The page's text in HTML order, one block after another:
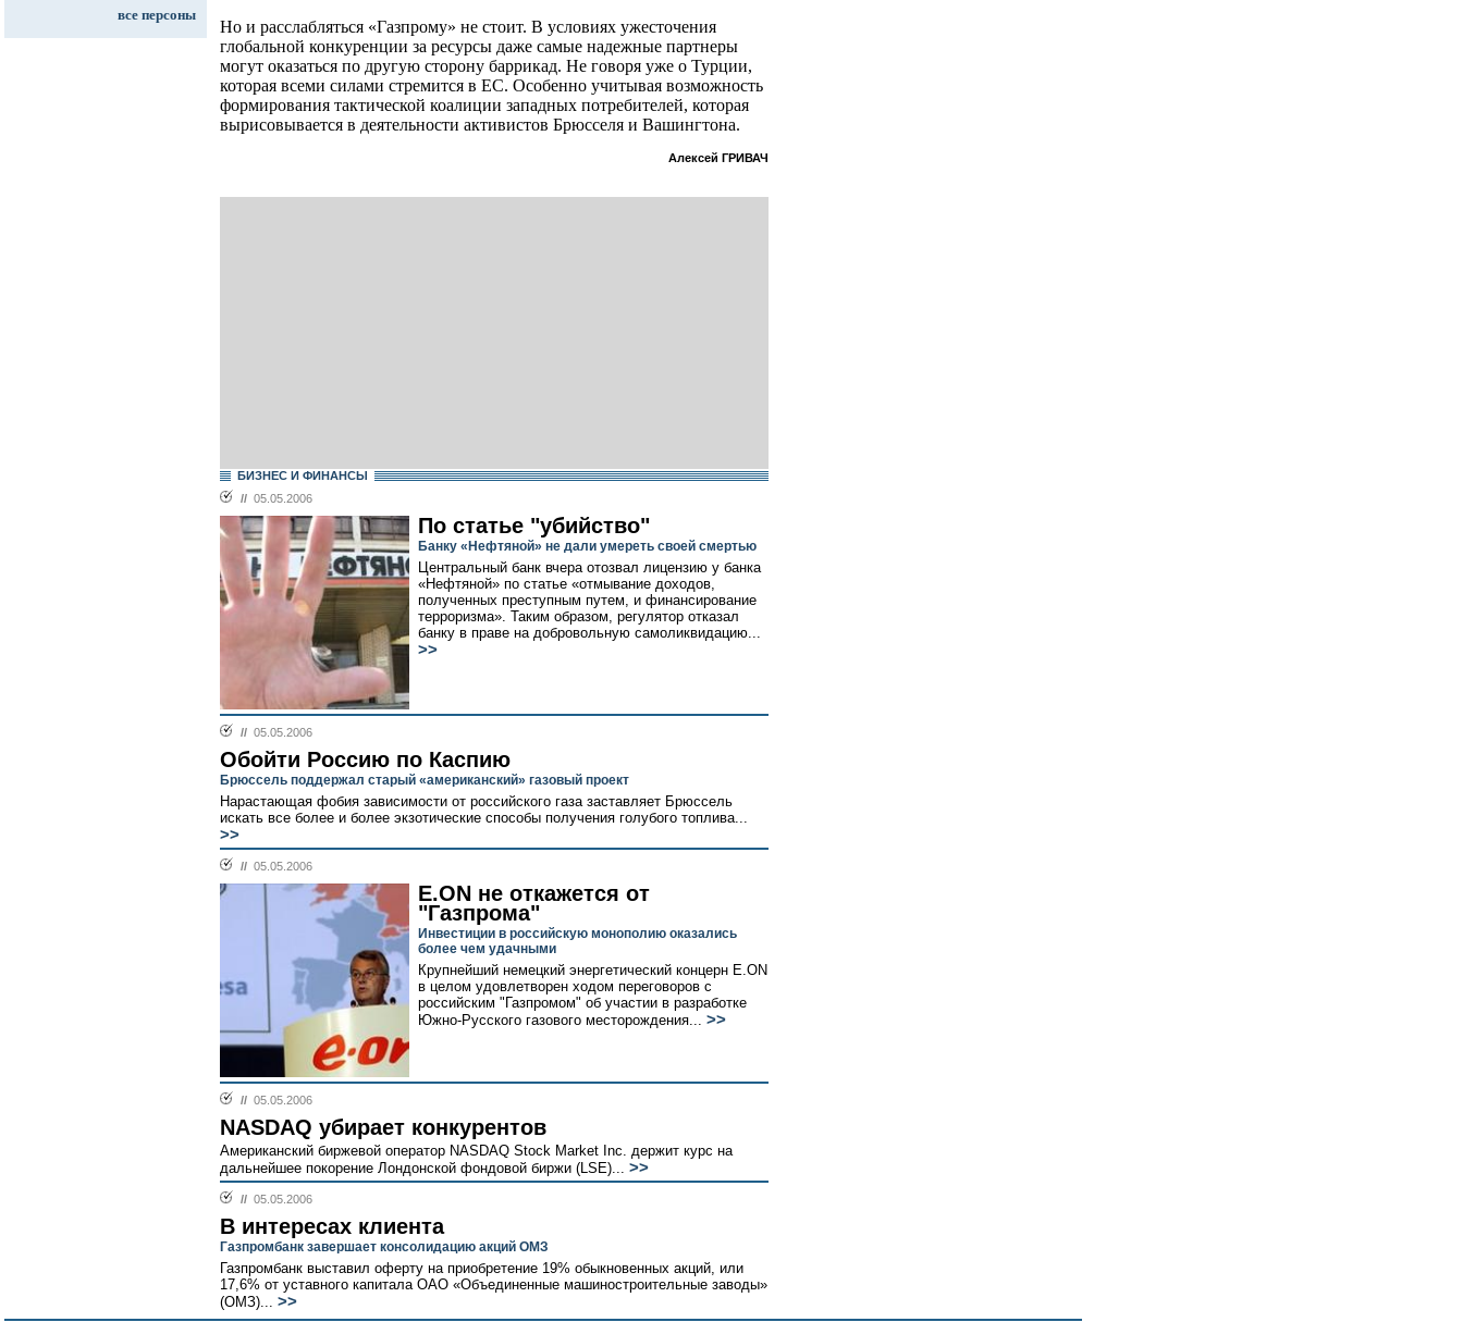
все персоны
Но и расслабляться «Газпрому» не стоит. В условиях ужесточения
глобальной конкуренции за ресурсы даже самые надежные партнеры
могут оказаться по другую сторону баррикад. Не говоря уже о Турции,
которая всеми силами стремится в ЕС. Особенно учитывая возможность
формирования тактической коалиции западных потребителей, которая
вырисовывается в деятельности активистов Брюсселя и Вашингтона.
Алексей ГРИВАЧ
БИЗНЕС И ФИНАНСЫ
// 05.05.2006
По статье "убийство"
Банку «Нефтяной» не дали умереть своей смертью
Центральный банк вчера отозвал лицензию у банка
«Нефтяной» по статье «отмывание доходов,
полученных преступным путем, и финансирование
терроризма». Таким образом, регулятор отказал
банку в праве на добровольную самоликвидацию...
>>
// 05.05.2006
Обойти Россию по Каспию
Брюссель поддержал старый «американский» газовый проект
Нарастающая фобия зависимости от российского газа заставляет Брюссель
искать все более и более экзотические способы получения голубого топлива...
>>
// 05.05.2006
E.ON не откажется от
"Газпрома"
Инвестиции в российскую монополию оказались
более чем удачными
Крупнейший немецкий энергетический концерн E.ON
в целом удовлетворен ходом переговоров с
российским "Газпромом" об участии в разработке
Южно-Русского газового месторождения... >>
// 05.05.2006
NASDAQ убирает конкурентов
Американский биржевой оператор NASDAQ Stock Market Inc. держит курс на
дальнейшее покорение Лондонской фондовой биржи (LSE)... >>
// 05.05.2006
В интересах клиента
Газпромбанк завершает консолидацию акций ОМЗ
Газпромбанк выставил оферту на приобретение 19% обыкновенных акций, или
17,6% от уставного капитала ОАО «Объединенные машиностроительные заводы»
(ОМЗ)... >>